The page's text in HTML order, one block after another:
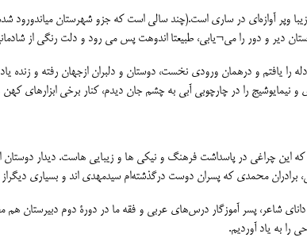
وپر آوازه‌ای در ساری است.(چند سالی است که جزو شهرستان میاندورود
دیر و دور را می¬یابی، طبیعتا اندوهت پس می رود و دلت رنگی از
را یافتم و درهمان ورودی نخست، دوستان و دلبران ازجهان رفته و زنده
و نیمایوشیج را در چارچوبی آبی به چشم جان دیدم، کنار برخی ابزارهای
این چراغی در پاسداشت فرهنگ و نیکی ها و زیبایی هاست. دیدار دوستان
برادران محمدی که پسران دوست درگذشته‌ام سیدمهدی اند و بسیاری
شاعر، پسر آموزگار درس‌های عربی و فقه ما در دورۀ دوم دبیرستان هم
را به یاد آوردیم.